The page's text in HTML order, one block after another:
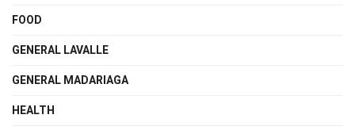
FOOD
GENERAL LAVALLE
GENERAL MADARIAGA
HEALTH